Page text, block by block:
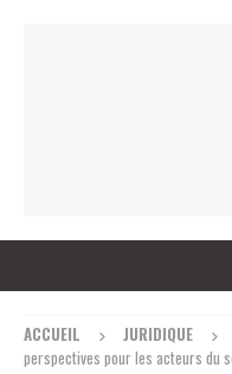
ACCUEIL JURIDIQUE
perspectives pour les acteurs du